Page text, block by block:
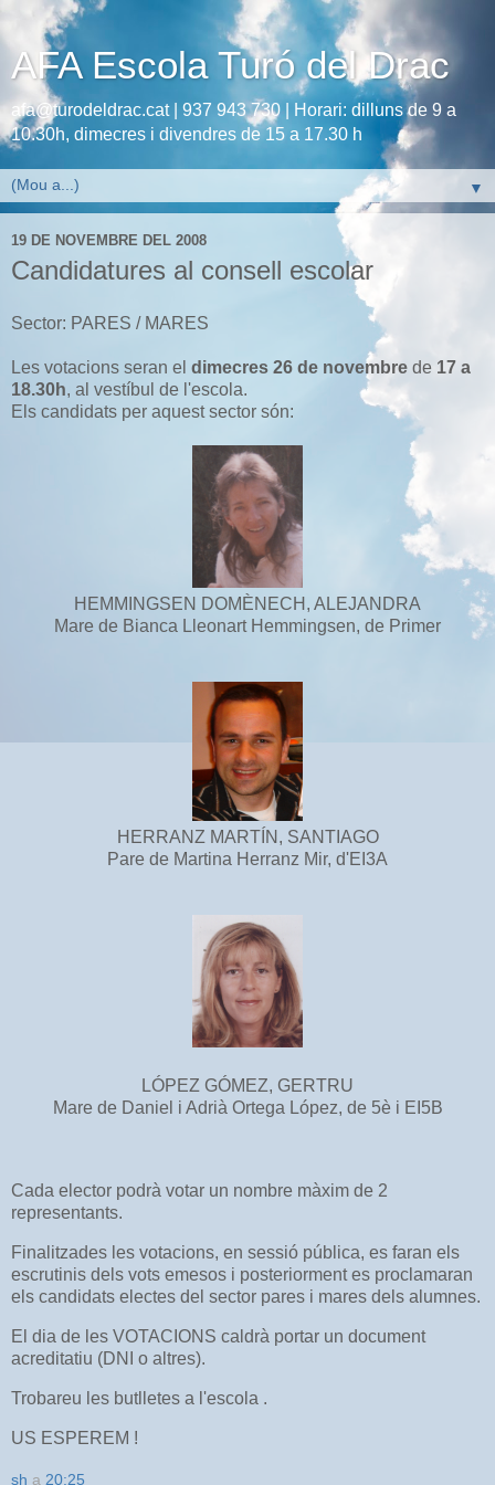
AFA Escola Turó del Drac
afa@turodeldrac.cat | 937 943 730 | Horari: dilluns de 9 a
10.30h, dimecres i divendres de 15 a 17.30 h
▼
19 DE NOVEMBRE DEL 2008
Candidatures al consell escolar
Sector: PARES / MARES
Les votacions seran el dimecres 26 de novembre de 17 a
18.30h, al vestíbul de l'escola.
Els candidats per aquest sector són:
HEMMINGSEN DOMÈNECH, ALEJANDRA
Mare de Bianca Lleonart Hemmingsen, de Primer
HERRANZ MARTÍN, SANTIAGO
Pare de Martina Herranz Mir, d'EI3A
LÓPEZ GÓMEZ, GERTRU
Mare de Daniel i Adrià Ortega López, de 5è i EI5B
Cada elector podrà votar un nombre màxim de 2
representants.
Finalitzades les votacions, en sessió pública, es faran els
escrutinis dels vots emesos i posteriorment es proclamaran
els candidats electes del sector pares i mares dels alumnes.
El dia de les VOTACIONS caldrà portar un document
acreditatiu (DNI o altres).
Trobareu les butlletes a l'escola .
US ESPEREM !
sh a 20:25